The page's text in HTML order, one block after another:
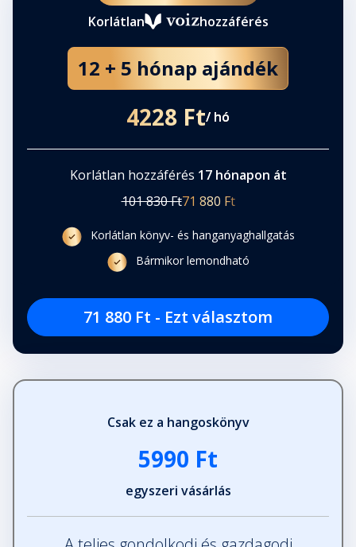
Fejezet hossza: 00:03:44
Fejezet hossza: 00:04:54
"E" Függelék
Fejezet hossza: 00:05:21
"F" Függelék
Fejezet hossza: 00:13:47
"G" Függelék
Korlátlan
hozzáférés
12 + 5 hónap ajándék
4228 Ft/ hó
Korlátlan hozzáférés 17 hónapon át
101 830 Ft71 880 Ft
Korlátlan könyv- és hanganyaghallgatás
Bármikor lemondható
71 880 Ft - Ezt választom
Csak ez a hangoskönyv
5990 Ft
egyszeri vásárlás